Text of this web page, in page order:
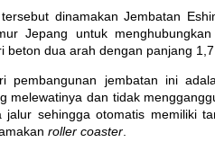
dinamakan Jembatan
Jepang untuk
beton dua arah dengan panjang
pembangunan jembatan ini
melewatinya dan tidak
jalur sehingga otomatis memiliki
roller coaster